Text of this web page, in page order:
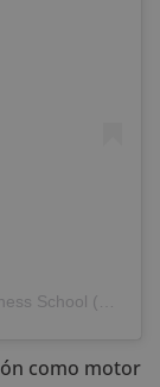
Una publicación compartida de Esneca Business School (@esneca.business.school)
como motor